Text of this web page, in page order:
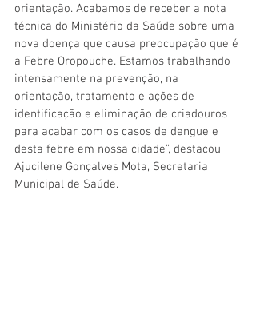
orientação. Acabamos de receber a nota
técnica do Ministério da Saúde sobre uma
nova doença que causa preocupação que é
a Febre Oropouche. Estamos trabalhando
intensamente na prevenção, na
orientação, tratamento e ações de
identificação e eliminação de criadouros
para acabar com os casos de dengue e
desta febre em nossa cidade”, destacou
Ajucilene Gonçalves Mota, Secretaria
Municipal de Saúde.